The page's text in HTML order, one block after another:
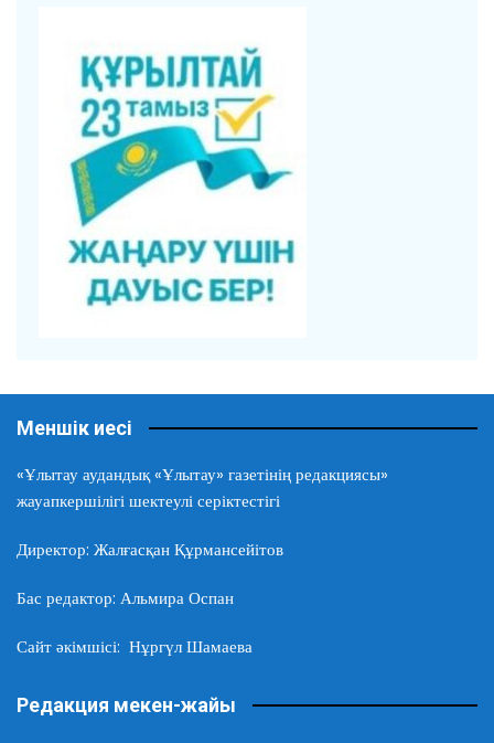
Меншік иесі
«Ұлытау аудандық «Ұлытау» газетінің редакциясы»
жауапкершілігі шектеулі серіктестігі
Директор: Жалғасқан Құрмансейітов
Бас редактор: Альмира Оспан
Сайт әкімшісі: Нұргүл Шамаева
Редакция мекен-жайы